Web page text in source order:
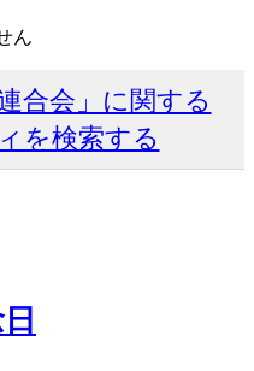
ん
合会」に関する
を検索する